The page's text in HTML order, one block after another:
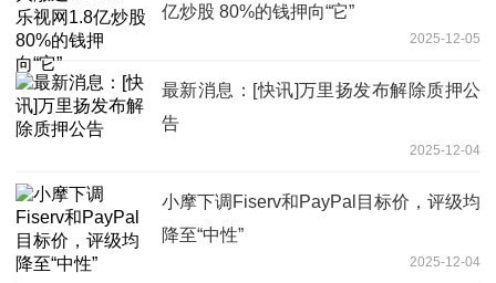
亿炒股 80%的钱押向“它”
2025-12-05
最新消息：[快讯]万里扬发布解除质押公
告
2025-12-04
小摩下调Fiserv和PayPal目标价，评级均
降至“中性”
2025-12-04